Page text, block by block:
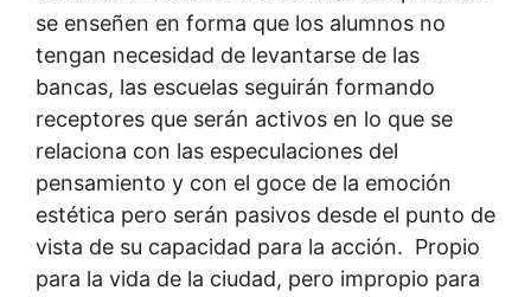
se enseñen en forma que los alumnos no
tengan necesidad de levantarse de las
bancas, las escuelas seguirán formando
receptores que serán activos en lo que se
relaciona con las especulaciones del
pensamiento y con el goce de la emoción
estética pero serán pasivos desde el punto de
vista de su capacidad para la acción. Propio
para la vida de la ciudad, pero impropio para